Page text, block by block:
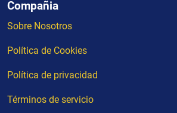
Compañia
Sobre Nosotros
Política de Cookies
Política de privacidad
Términos de servicio